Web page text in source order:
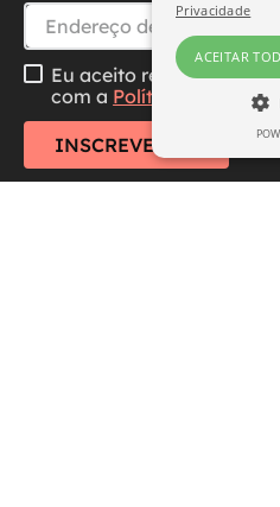
Eu aceito receber essa
com a Política de
INSCREVER-SE
Privacidade
ACEITAR